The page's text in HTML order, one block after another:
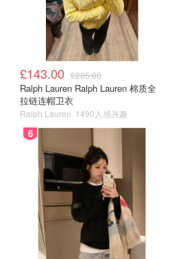
£143.00 £285.00
Ralph Lauren Ralph Lauren 棉质全
拉链连帽卫衣
Ralph Lauren 1490人感兴趣
6